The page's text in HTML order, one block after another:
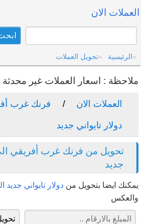
العملات الان
الرئيسية تحويل العملات
ملاحظة : اسعار العملات غير محدثة
العملات الان فرنك غرب
دولار تايواني جديد
تحويل من فرنك غرب أفريقي الى
جديد
يمكنك ايضا بتحويل من دولار تايواني
والعكس